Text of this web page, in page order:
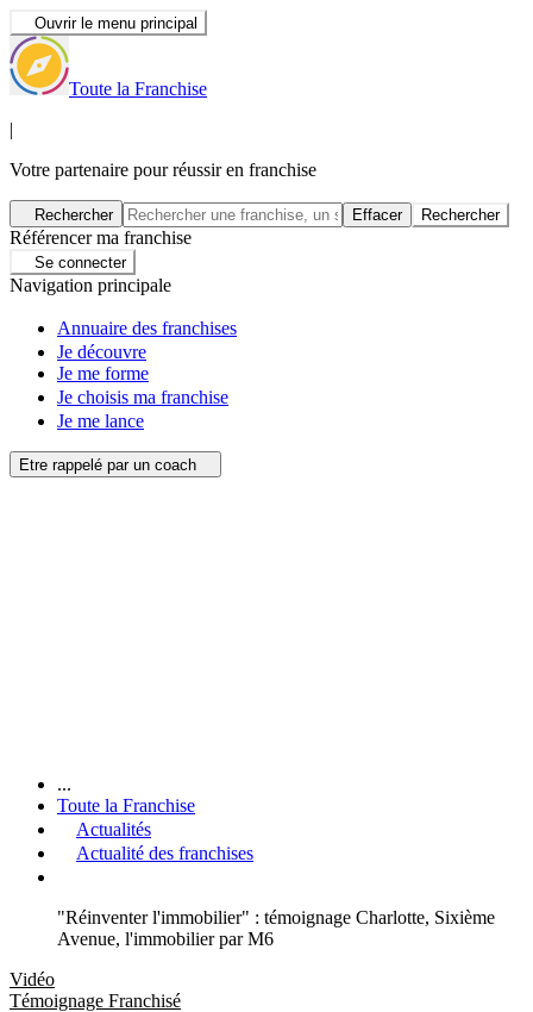
Ouvrir le menu principal
Toute la Franchise
|
Votre partenaire pour réussir en franchise
Rechercher Effacer Rechercher
Référencer ma franchise
Se connecter
Navigation principale
Annuaire des franchises
Je découvre
Je me forme
Je choisis ma franchise
Je me lance
Etre rappelé par un coach
...
Toute la Franchise
Actualités
Actualité des franchises
"Réinventer l'immobilier" : témoignage Charlotte, Sixième
Avenue, l'immobilier par M6
Vidéo
Témoignage Franchisé